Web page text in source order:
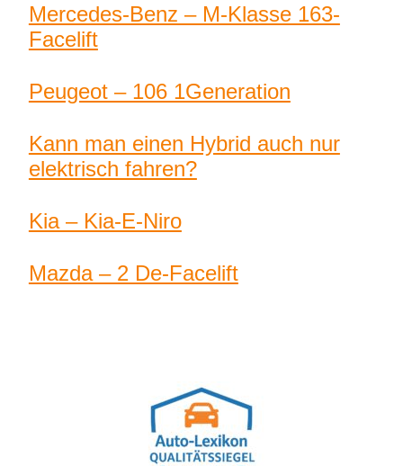
Mercedes-Benz – M-Klasse 163-
Facelift
Peugeot – 106 1Generation
Kann man einen Hybrid auch nur
elektrisch fahren?
Kia – Kia-E-Niro
Mazda – 2 De-Facelift